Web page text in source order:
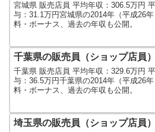
宮城県 販売店員 平均年収：306.5万円
与：31.1万円宮城県の2014年（平成26
料・ボーナス、過去の年収も公開。
千葉県の販売員（ショップ店員
千葉県 販売店員 平均年収：329.6万円
与：36.5万円千葉県の2014年（平成26
料・ボーナス、過去の年収も公開。
埼玉県の販売員（ショップ店員